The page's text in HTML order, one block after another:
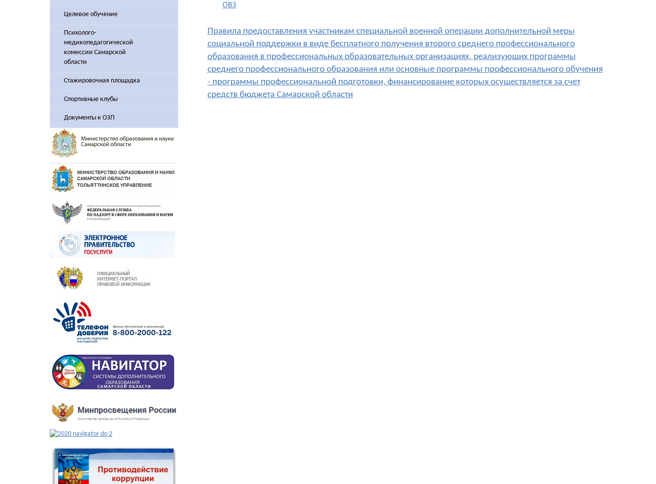
Целевое обучение
Психолого-
медикопедагогической
комиссии Самарской
области
Стажировочная площадка
Спортивные клубы
Документы к ОЗП
ОВЗ
​Правила предоставления участникам специальной военной операции дополнительной меры
социальной поддержки в виде бесплатного получения второго среднего профессионального
образования в профессиональных образовательных организациях, реализующих программы
среднего профессионального образования или основные программы профессионального обучения
- программы профессиональной подготовки, финансирование которых осуществляется за счет
средств бюджета Самарской области